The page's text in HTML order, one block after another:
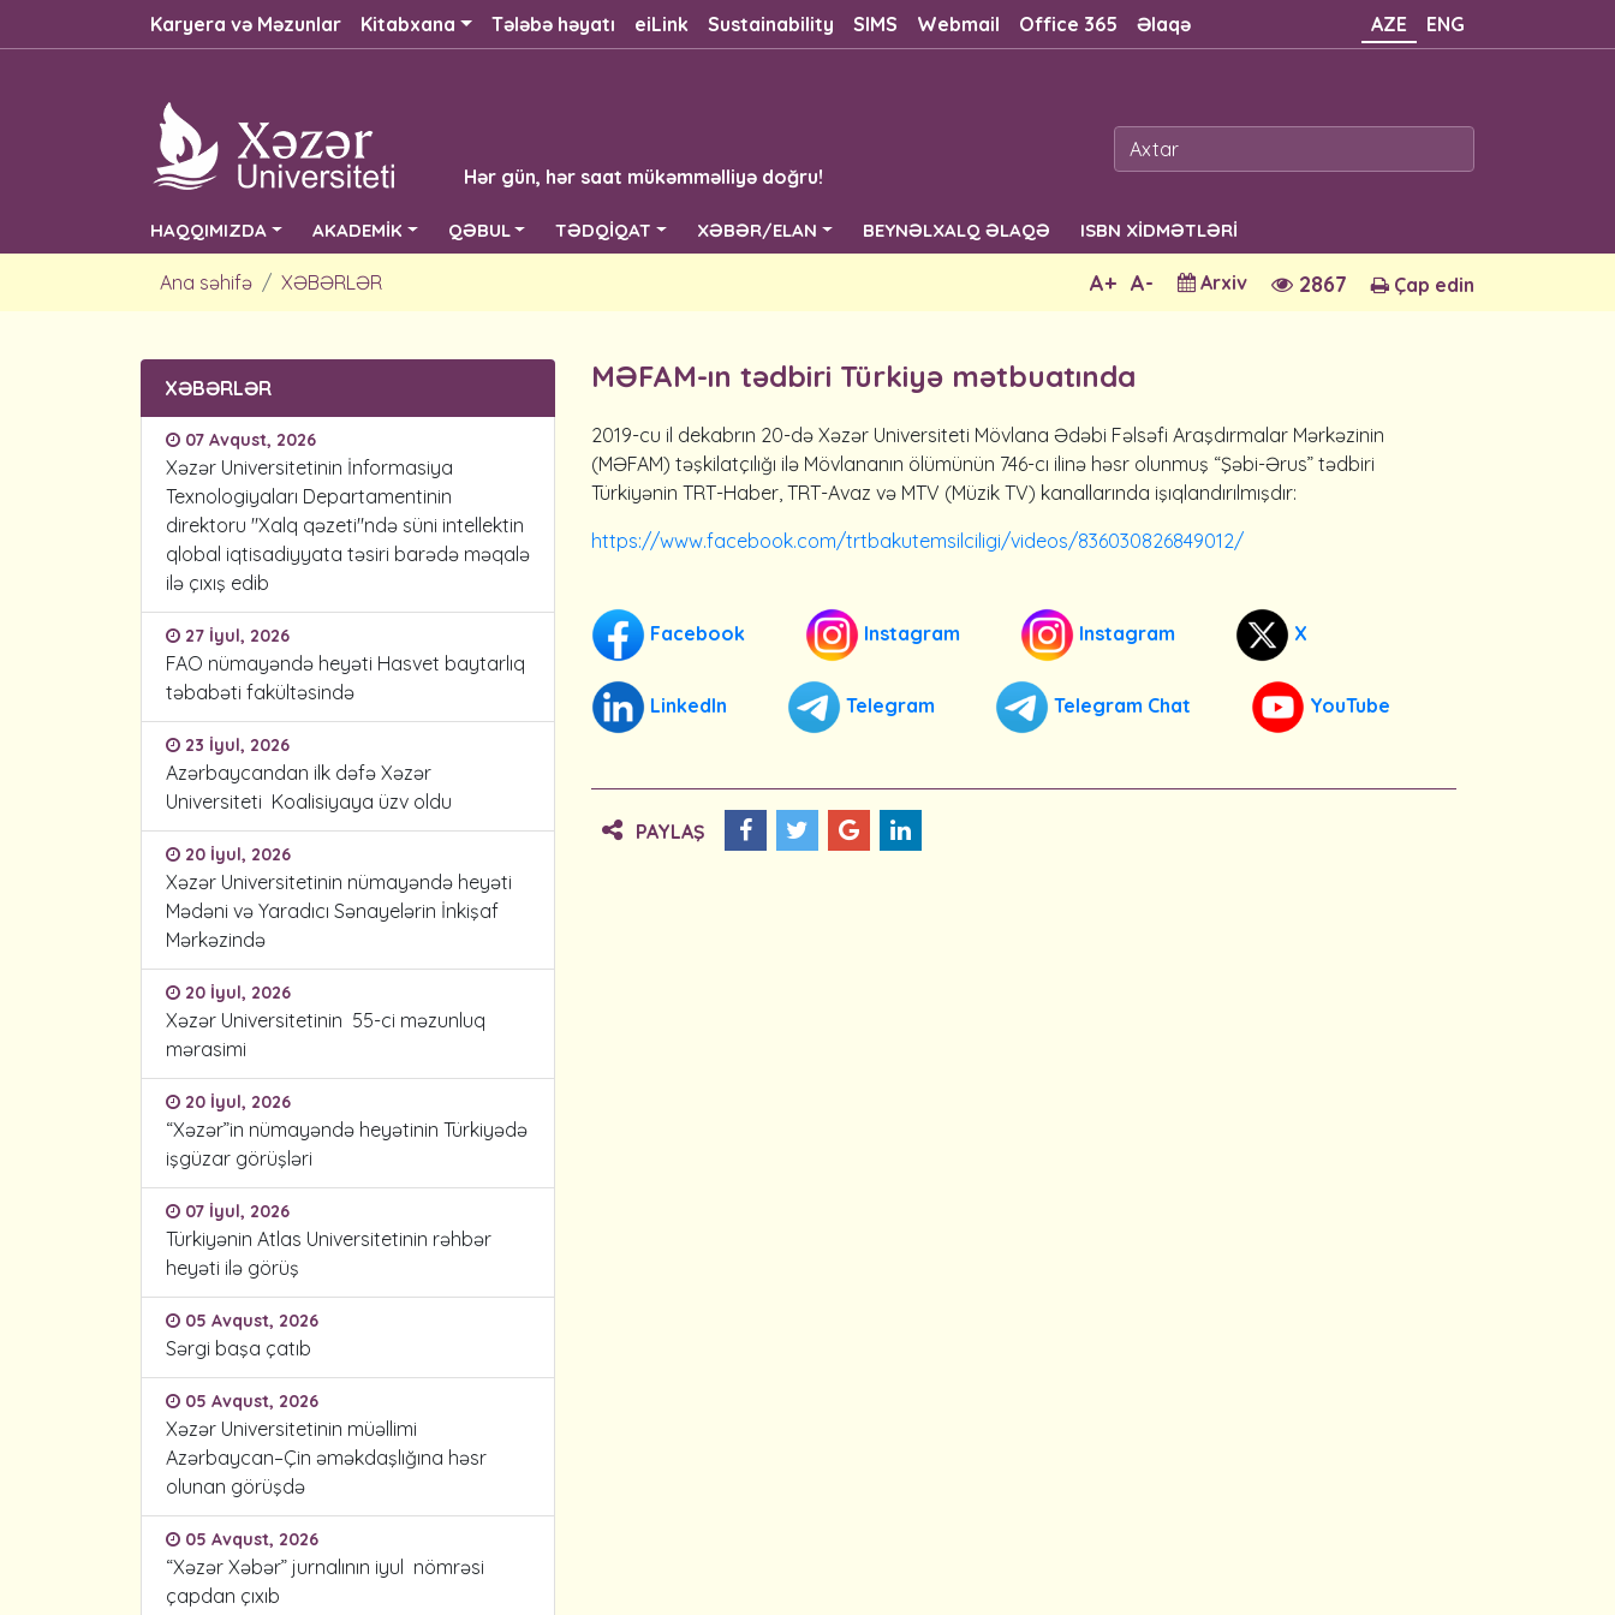
Karyera və Məzunlar Kitabxana Tələbə həyatı eiLink Sustainability SIMS Webmail Office 365 Əlaqə AZE ENG
Hər gün, hər saat mükəmməlliyə doğru!
HAQQIMIZDA AKADEMİK QƏBUL TƏDQİQAT XƏBƏR/ELAN BEYNƏLXALQ ƏLAQƏ ISBN XİDMƏTLƏRİ
Ana səhifə XƏBƏRLƏR Çap edin
2867
Arxiv
A-
A+
XƏBƏRLƏR
07 Avqust, 2026
Xəzər Universitetinin İnformasiya
Texnologiyaları Departamentinin
direktoru "Xalq qəzeti"ndə süni intellektin
qlobal iqtisadiyyata təsiri barədə məqalə
ilə çıxış edib
27 İyul, 2026
FAO nümayəndə heyəti Hasvet baytarlıq
təbabəti fakültəsində
23 İyul, 2026
Azərbaycandan ilk dəfə Xəzər
Universiteti Koalisiyaya üzv oldu
20 İyul, 2026
Xəzər Universitetinin nümayəndə heyəti
Mədəni və Yaradıcı Sənayelərin İnkişaf
Mərkəzində
20 İyul, 2026
Xəzər Universitetinin 55-ci məzunluq
mərasimi
20 İyul, 2026
“Xəzər”in nümayəndə heyətinin Türkiyədə
işgüzar görüşləri
07 İyul, 2026
Türkiyənin Atlas Universitetinin rəhbər
heyəti ilə görüş
05 Avqust, 2026
Sərgi başa çatıb
05 Avqust, 2026
Xəzər Universitetinin müəllimi
Azərbaycan–Çin əməkdaşlığına həsr
olunan görüşdə
05 Avqust, 2026
“Xəzər Xəbər” jurnalının iyul nömrəsi
çapdan çıxıb
MƏFAM-ın tədbiri Türkiyə mətbuatında
2019-cu il dekabrın 20-də Xəzər Universiteti Mövlana Ədəbi Fəlsəfi Araşdırmalar Mərkəzinin
(MƏFAM) təşkilatçılığı ilə Mövlananın ölümünün 746-cı ilinə həsr olunmuş “Şəbi-Ərus” tədbiri
Türkiyənin TRT-Haber, TRT-Avaz və MTV (Müzik TV) kanallarında işıqlandırılmışdır:
https://www.facebook.com/trtbakutemsilciligi/videos/836030826849012/
Facebook Instagram Instagram X
LinkedIn Telegram Telegram Chat YouTube
PAYLAŞ